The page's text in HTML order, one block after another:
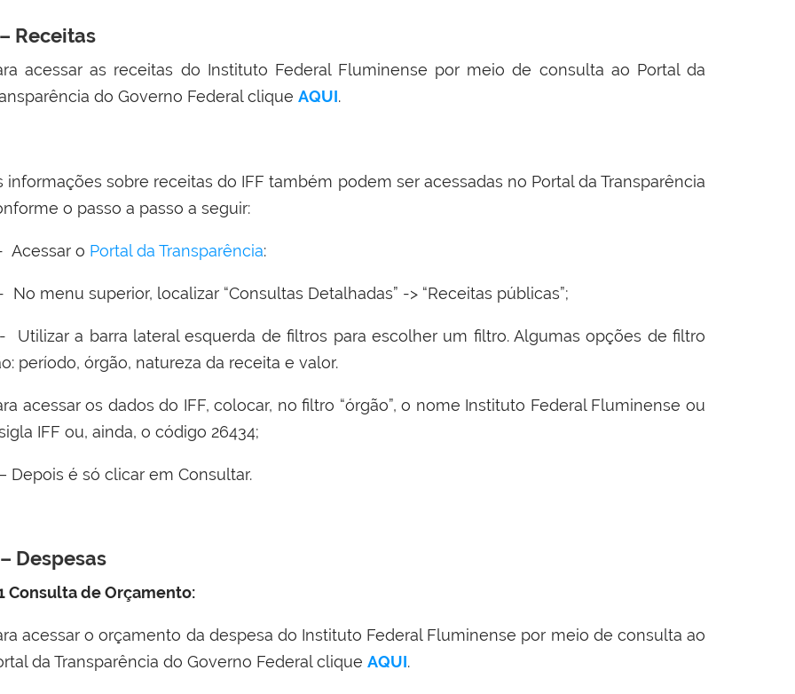
Receitas
acessar as receitas do Instituto Federal Fluminense por meio de consulta ao Portal da
do Governo Federal clique AQUI.
informações sobre receitas do IFF também podem ser acessadas no Portal da Transparência
o passo a passo a seguir:
Acessar o Portal da Transparência:
No menu superior, localizar “Consultas Detalhadas” -> “Receitas públicas”;
Utilizar a barra lateral esquerda de filtros para escolher um filtro. Algumas opções de filtro
período, órgão, natureza da receita e valor.
acessar os dados do IFF, colocar, no filtro “órgão”, o nome Instituto Federal Fluminense ou
IFF ou, ainda, o código 26434;
Depois é só clicar em Consultar.
Despesas
Consulta de Orçamento:
acessar o orçamento da despesa do Instituto Federal Fluminense por meio de consulta ao
da Transparência do Governo Federal clique AQUI.